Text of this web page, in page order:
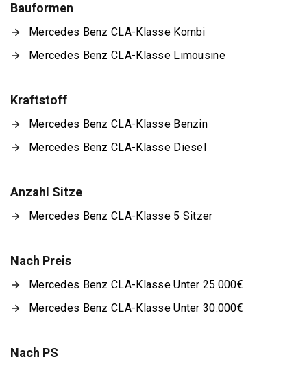
Bauformen
Mercedes Benz CLA-Klasse Kombi
Mercedes Benz CLA-Klasse Limousine
Kraftstoff
Mercedes Benz CLA-Klasse Benzin
Mercedes Benz CLA-Klasse Diesel
Anzahl Sitze
Mercedes Benz CLA-Klasse 5 Sitzer
Nach Preis
Mercedes Benz CLA-Klasse Unter 25.000€
Mercedes Benz CLA-Klasse Unter 30.000€
Nach PS